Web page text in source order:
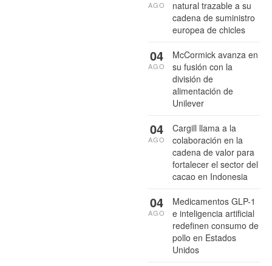
natural trazable a su
cadena de suministro
europea de chicles
AGO
McCormick avanza en
su fusión con la
división de
alimentación de
Unilever
04
AGO
Cargill llama a la
colaboración en la
cadena de valor para
fortalecer el sector del
cacao en Indonesia
04
AGO
Medicamentos GLP-1
e inteligencia artificial
redefinen consumo de
pollo en Estados
Unidos
04
AGO